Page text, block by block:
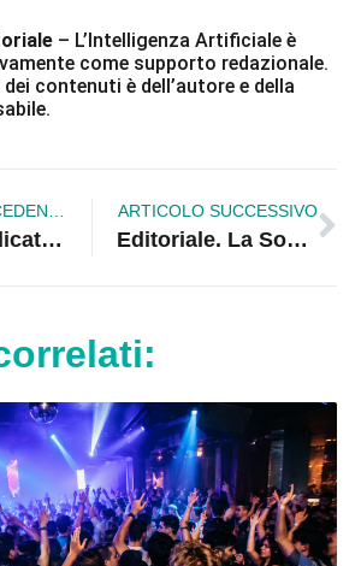
– L’Intelligenza Artificiale è
come supporto redazionale.
contenuti è dell’autore e della
Thurio, pubblicato bando per messa in sicurezza fiume Crati
ARTICOLO SUCCESSIVO
Editoriale. La Soget sbaglia e il cittadino deve fare le file …